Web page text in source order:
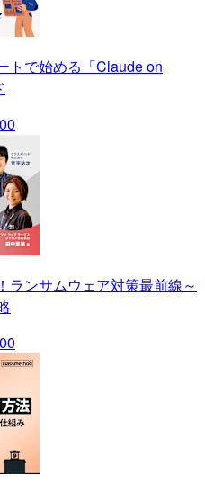
トで始める「Claude on
ランサムウェア対策最前線～